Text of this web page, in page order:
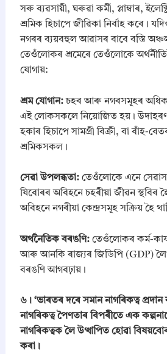
সৰু ব্যৱসায়ী, ঘৰুৱা কৰ্মী, প্লাম্বাৰ,
শ্ৰমিক হিচাপে জীৱিকা নিৰ্বাহ কৰে।
নগৰৰ ব্যয়বহুল আৱাসৰ বাবে বস্তি
তেওঁলোকৰ শ্ৰমেৰে তেওঁলোকে
যোগায়:
​শ্ৰম যোগান:চহৰ আৰু নগৰসমূহৰ
এই লোকসকলে নিয়োজিত হয়।
হকাৰ হিচাপে সামগ্ৰী বিক্ৰী, বা বাঁহ-
শ্ৰমিকসকল।
​সেৱা উপলব্ধতা:তেওঁলোকে এনে
যিবোৰৰ অবিহনে চহৰীয়া জীৱন
অবিহনে নগৰীয়া কেন্দ্ৰসমূহ সক্ৰিয় হৈ
​অৰ্থনৈতিক বৰঙণি:তেওঁলোকৰ কৰ্ম-
আৰু আনকি ৰাজ্যৰ জিডিপি (GDP)
বৰঙণি আগবঢ়ায়।
​৬। ‘ভাৰতৰ দৰে সমান নাগৰিকত্ব প্ৰদান
নাগৰিকত্ব পৈণতাৰ বিপৰীতে এক
নাগৰিকত্বক লৈ উত্থাপিত হোৱা
কৰা।